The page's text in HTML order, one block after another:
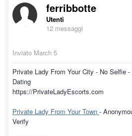
ferribbotte
Utenti
12 messaggi
Inviato March 5
Private Lady From Your City - No Selfie
Dating
https://PrivateLadyEscorts.com
Private Lady From Your Town -
Verify